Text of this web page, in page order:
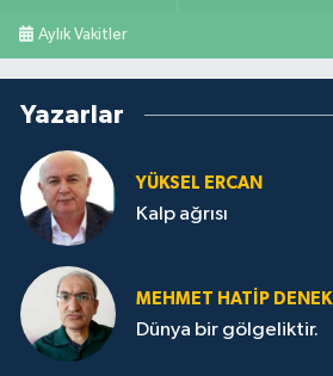
Aylık Vakitler
Yazarlar
YÜKSEL ERCAN
Kalp ağrısı
MEHMET HATİP DENEK
Dünya bir gölgeliktir.